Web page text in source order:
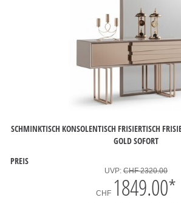
SCHMINKTISCH KONSOLENTISCH FRISIERTISCH
GOLD SOFORT
PREIS
UVP: CHF 2320.00
CHF 1849.00*